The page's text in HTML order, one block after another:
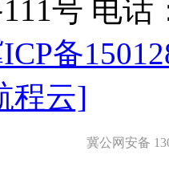
号 电话
备
程云]
冀公网安备